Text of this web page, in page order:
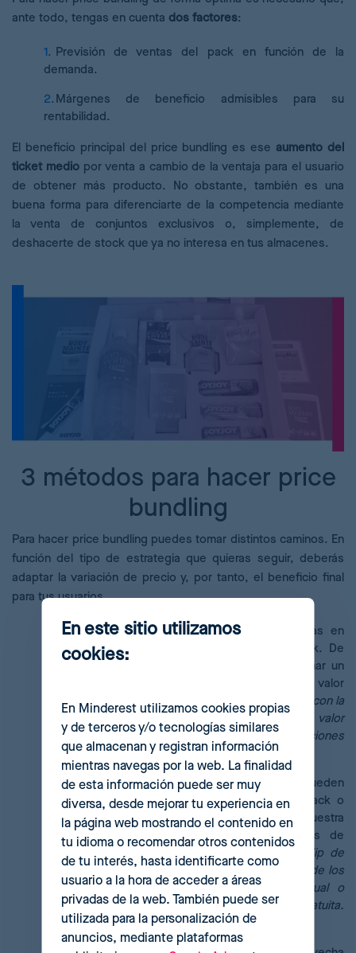
ante todo, tengas en cuenta dos factores:
Previsión de ventas del pack en función de la
demanda.
Márgenes de beneficio admisibles para su
rentabilidad.
El beneficio principal del price bundling es ese aumento del
ticket mediopor venta a cambio de la ventaja para el usuario
de obtener más producto. No obstante, también es una
buena forma para diferenciarte de la competencia mediante
la venta de conjuntos exclusivos o, simplemente, de
deshacerte de stock que ya no interesa en tus almacenes.
3 métodos para hacer price
bundling
Para hacer price bundling puedes tomar distintos caminos. En
función del tipo de estrategia que quieras seguir, deberás
adaptar la variación de precio y, por tanto, el beneficio final
para tus usuarios.
Exclusive price bundling:estrategias centradas en
vender productos únicamente a través de pack. De
esta forma se obliga a los usuarios a seleccionar un
complejo de mayor valor, asegurando así un valor
medio del ticket superior.
Tip de uso: compárate con la
competencia para que los usuarios perciban el valor
monetario de comprar tu pack frente a otras opciones
del mercado.
Price bundling mix:productos que se pueden
comprar tanto de forma individual como por pack o
lotes de distintas unidades. En este caso, se muestra
directamente al usuario las distintas opciones de
compra por número de unidades en el pack.
Tip de
uso: destaca el beneficio obtenido en cada uno de los
distintos packs, en forma de ahorro porcentual o
monetario, o incluso con el valor de una unidad gratuita.
¡Impacta a tus clientes!
En este sitio utilizamos
cookies:
En Minderest utilizamos cookies propias
y de terceros y/o tecnologías similares
que almacenan y registran información
mientras navegas por la web. La finalidad
de esta información puede ser muy
diversa, desde mejorar tu experiencia en
la página web mostrando el contenido en
tu idioma o recomendar otros contenidos
de tu interés, hasta identificarte como
usuario a la hora de acceder a áreas
privadas de la web. También puede ser
utilizada para la personalización de
anuncios, mediante plataformas